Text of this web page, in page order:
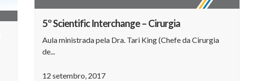
5º Scientific Interchange – Cirurgia
Aula ministrada pela Dra. Tari King (Chefe da Cirurgia
de...
12 setembro, 2017